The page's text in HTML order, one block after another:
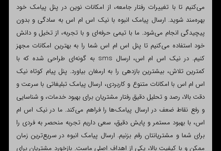
می‌کنیم تا با تغییرات رفتار جامعه، از امکانات نوین در پنل پیامک خود
بهره‌مند شوید. ارسال پیامک انبوه با نیک اس ام اس به سادگی و بدون
پیچیدگی انجام می‌شود. ما با تیمی حرفه‌ای و با تجربه، از تخیل و دانش
خود استفاده می‌کنیم تا پنل اس ام اس شما را به بهترین امکانات مجهز
کنیم. در نیک اس ام اس، ارسال sms به گونه‌ای طراحی شده که با
کمترین تلاش، بیشترین بازدهی را به ارمغان بیاورد. پنل پیام کوتاه نیک
اس ام اس با امکانات متنوع و کاربردی، ارسال پیامک تبلیغاتی با سرعت و
دقت بالا، رصد و تحلیل دقیق رفتار مشتریان برای بهبود خدمات، و شناسایی
و رفع نقاط ضعف در ارسال پیامک‌ها را فراهم می‌کند. ما در نیک اس ام
اس، با بهبود مستمر و پایش دقیق، سعی داریم تجربه منحصر به فردی را
برای شما و مشتریانتان رقم بزنیم. ارسال پیامک انبوه در سریع‌ترین زمان
ممکن و با کیفیت بالا، یکی از اهداف اصلی ماست. بازخورد مشتریان برای